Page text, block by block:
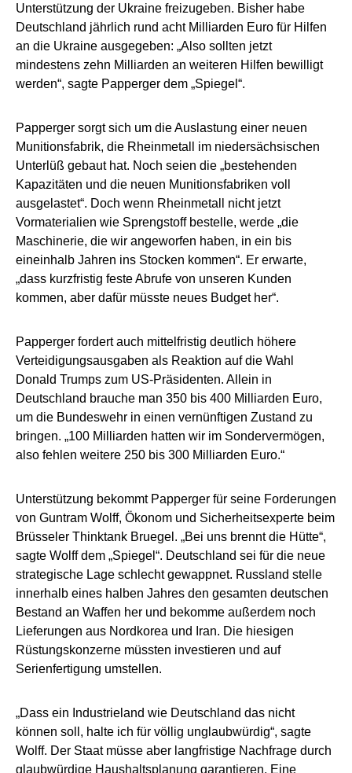
Unterstützung der Ukraine freizugeben. Bisher habe
Deutschland jährlich rund acht Milliarden Euro für Hilfen
an die Ukraine ausgegeben: „Also sollten jetzt
mindestens zehn Milliarden an weiteren Hilfen bewilligt
werden“, sagte Papperger dem „Spiegel“.
Papperger sorgt sich um die Auslastung einer neuen
Munitionsfabrik, die Rheinmetall im niedersächsischen
Unterlüß gebaut hat. Noch seien die „bestehenden
Kapazitäten und die neuen Munitionsfabriken voll
ausgelastet“. Doch wenn Rheinmetall nicht jetzt
Vormaterialien wie Sprengstoff bestelle, werde „die
Maschinerie, die wir angeworfen haben, in ein bis
eineinhalb Jahren ins Stocken kommen“. Er erwarte,
„dass kurzfristig feste Abrufe von unseren Kunden
kommen, aber dafür müsste neues Budget her“.
Papperger fordert auch mittelfristig deutlich höhere
Verteidigungsausgaben als Reaktion auf die Wahl
Donald Trumps zum US-Präsidenten. Allein in
Deutschland brauche man 350 bis 400 Milliarden Euro,
um die Bundeswehr in einen vernünftigen Zustand zu
bringen. „100 Milliarden hatten wir im Sondervermögen,
also fehlen weitere 250 bis 300 Milliarden Euro.“
Unterstützung bekommt Papperger für seine Forderungen
von Guntram Wolff, Ökonom und Sicherheitsexperte beim
Brüsseler Thinktank Bruegel. „Bei uns brennt die Hütte“,
sagte Wolff dem „Spiegel“. Deutschland sei für die neue
strategische Lage schlecht gewappnet. Russland stelle
innerhalb eines halben Jahres den gesamten deutschen
Bestand an Waffen her und bekomme außerdem noch
Lieferungen aus Nordkorea und Iran. Die hiesigen
Rüstungskonzerne müssten investieren und auf
Serienfertigung umstellen.
„Dass ein Industrieland wie Deutschland das nicht
können soll, halte ich für völlig unglaubwürdig“, sagte
Wolff. Der Staat müsse aber langfristige Nachfrage durch
glaubwürdige Haushaltsplanung garantieren. Eine